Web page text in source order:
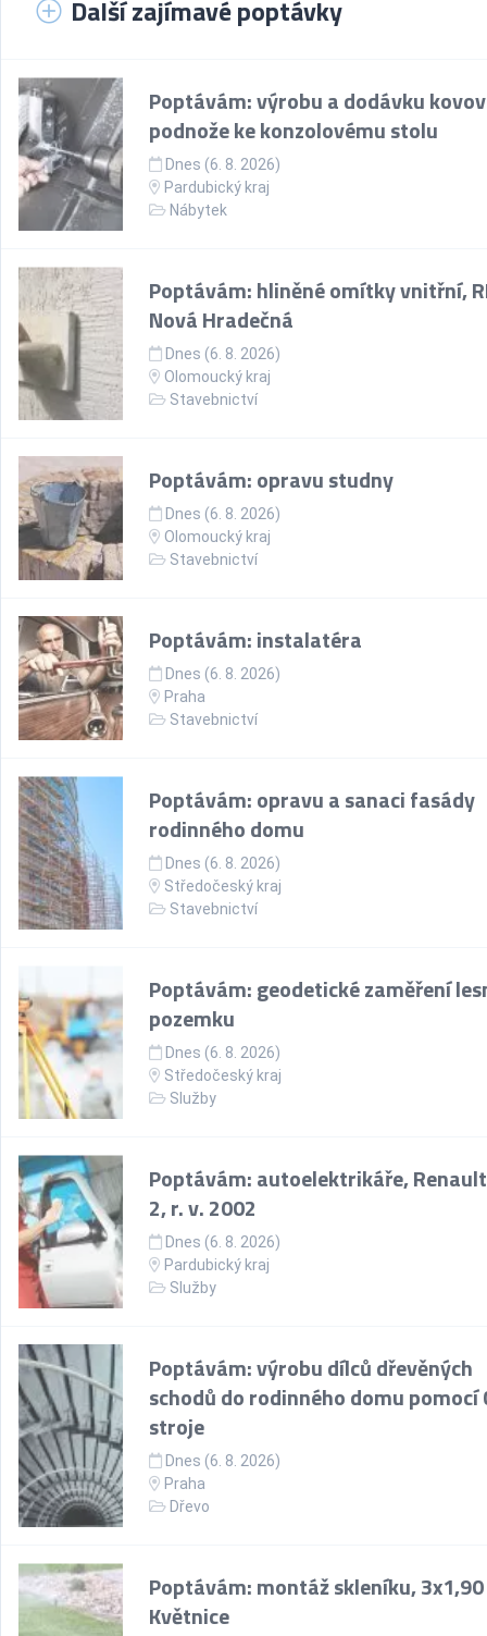
Další zajímavé poptávky
Poptávám: výrobu a dodávku
podnože ke konzolovému stolu
Dnes (6. 8. 2026)
Pardubický kraj
Nábytek
Poptávám: hliněné omítky vnitřní,
Nová Hradečná
Dnes (6. 8. 2026)
Olomoucký kraj
Stavebnictví
Poptávám: opravu studny
Dnes (6. 8. 2026)
Olomoucký kraj
Stavebnictví
Poptávám: instalatéra
Dnes (6. 8. 2026)
Praha
Stavebnictví
Poptávám: opravu a sanaci fasády
rodinného domu
Dnes (6. 8. 2026)
Středočeský kraj
Stavebnictví
Poptávám: geodetické zaměření
pozemku
Dnes (6. 8. 2026)
Středočeský kraj
Služby
Poptávám: autoelektrikáře,
2, r. v. 2002
Dnes (6. 8. 2026)
Pardubický kraj
Služby
Poptávám: výrobu dílců dřevěných
schodů do rodinného domu pomocí
stroje
Dnes (6. 8. 2026)
Praha
Dřevo
Poptávám: montáž skleníku,
Květnice